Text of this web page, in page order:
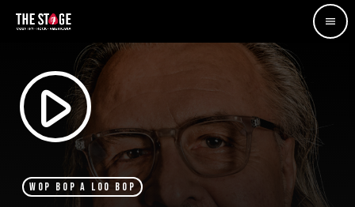
menu
play_arrow
WOP BOP A LOO BOP